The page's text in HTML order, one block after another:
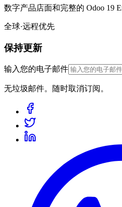
数字产品店面和完整的 Odoo 19
全球·远程优先
保持更新
输入您的电子邮件
无垃圾邮件。随时取消订阅。